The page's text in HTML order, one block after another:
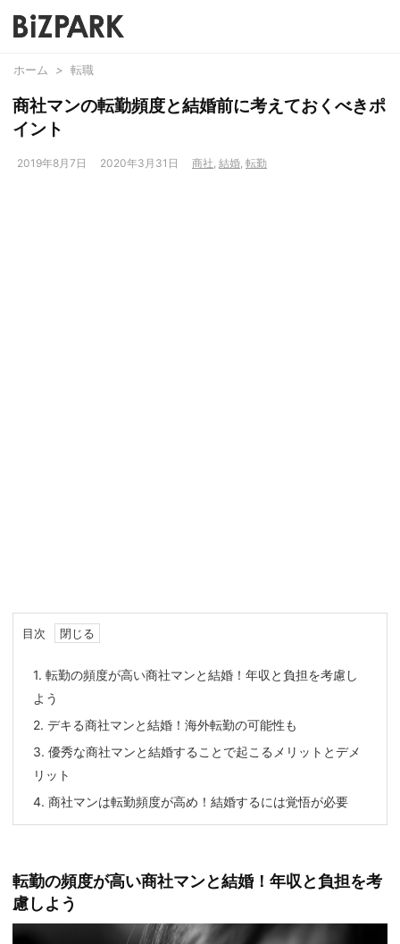
ホーム > 転職
商社マンの転勤頻度と結婚前に考えておくべきポ
イント
2019年8月7日 2020年3月31日 商社, 結婚, 転勤
目次
1. 転勤の頻度が高い商社マンと結婚！年収と負担を考慮し
よう
2. デキる商社マンと結婚！海外転勤の可能性も
3. 優秀な商社マンと結婚することで起こるメリットとデメ
リット
4. 商社マンは転勤頻度が高め！結婚するには覚悟が必要
転勤の頻度が高い商社マンと結婚！年収と負担を考
慮しよう